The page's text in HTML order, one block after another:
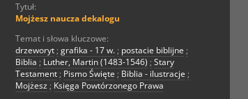
Tytuł:
Mojżesz naucza dekalogu
Temat i słowa kluczowe:
drzeworyt ; grafika - 17 w. ; postacie biblijne ;
Biblia ; Luther, Martin (1483-1546) ; Stary
Testament ; Pismo Święte ; Biblia - ilustracje ;
Mojżesz ; Księga Powtórzonego Prawa